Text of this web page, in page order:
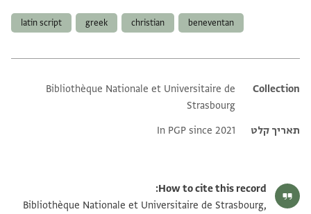
beneventan
christian
greek
latin script
Additional metadata
Collection
Bibliothèque Nationale et Universitaire de
Strasbourg
תאריך קלט
In PGP since 2021
How to cite this record:
Bibliothèque Nationale et Universitaire de Strasbourg,